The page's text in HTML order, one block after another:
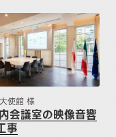
えとシステム構築
会議室の映像音響シ
使館 様
会議室の映像音響
事